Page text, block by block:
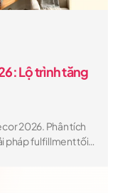
Lộ trình tăng
2026. Phân tích
pháp fulfillment tối